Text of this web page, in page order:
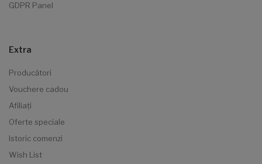
GDPR Panel
Extra
Producători
Vouchere cadou
Afiliaţi
Oferte speciale
Istoric comenzi
Wish List